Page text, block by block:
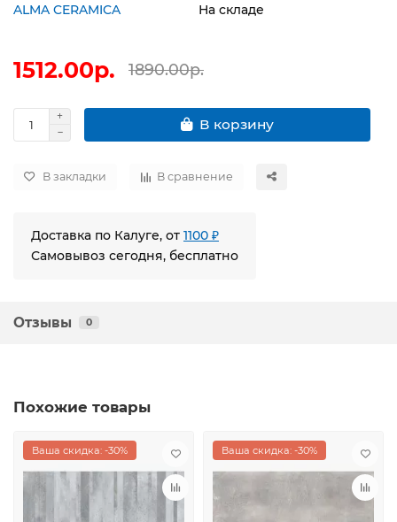
ALMA CERAMICA На складе
1512.00р. 1890.00р.
В корзину
В закладки В сравнение
Доставка по Калуге, от 1100 ₽
Самовывоз сегодня, бесплатно
Отзывы 0
Похожие товары
Ваша скидка: -30% Ваша скидка: -30%